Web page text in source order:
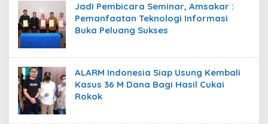
Jadi Pembicara Seminar, Amsakar :
Pemanfaatan Teknologi Informasi
Buka Peluang Sukses
ALARM Indonesia Siap Usung Kembali
Kasus 36 M Dana Bagi Hasil Cukai
Rokok